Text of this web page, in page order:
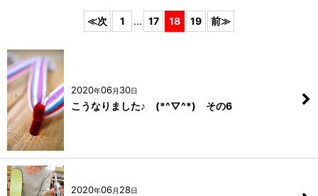
1 ... 17 18 19
2020年06月 30日
こうなりました♪ (*^▽^*) その6
2020年06月 28日